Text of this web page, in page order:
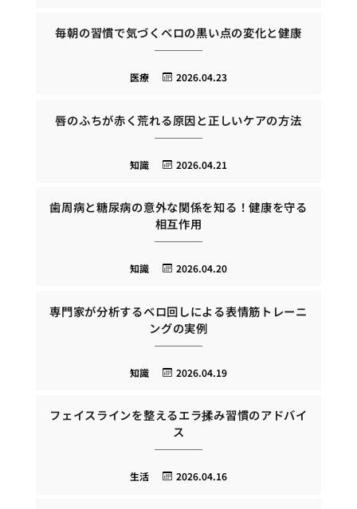
毎朝の習慣で気づくベロの黒い点の変化と健康
2026.04.23
医療
唇のふちが赤く荒れる原因と正しいケアの方法
2026.04.21
知識
歯周病と糖尿病の意外な関係を知る！健康を守る
相互作用
2026.04.20
知識
専門家が分析するベロ回しによる表情筋トレーニ
ングの実例
2026.04.19
知識
フェイスラインを整えるエラ揉み習慣のアドバイ
ス
2026.04.16
生活